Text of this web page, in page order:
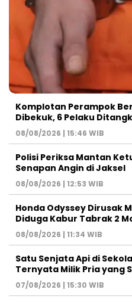
Komplotan Perampok
Dibekuk, 6 Pelaku
08/08/2026 | 15:46 WIB
Polisi Periksa Mantan
Senapan Angin di Jaksel
08/08/2026 | 12:53 WIB
Honda Odyssey Dirusak
Diduga Kabur Tabrak 2
08/08/2026 | 11:34 WIB
Satu Senjata Api di
Ternyata Milik Pria yang
07/08/2026 | 15:30 WIB